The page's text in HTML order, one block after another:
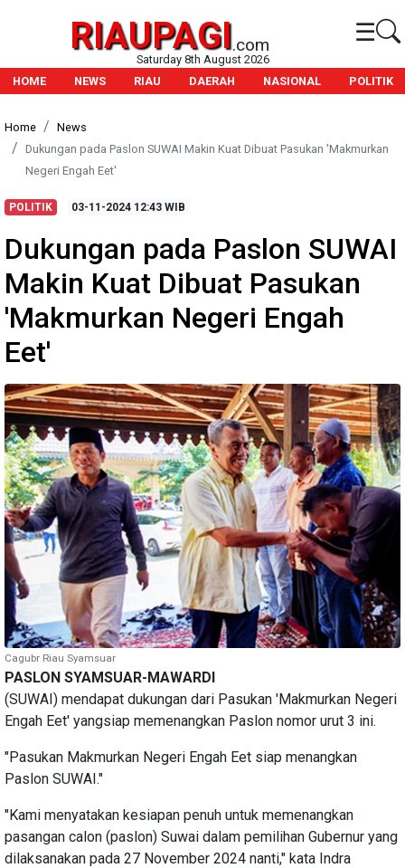
RIAUPAGI.com ☰
Saturday 8th August 2026
HOME
NEWS RIAU DAERAH NASIONAL POLITIK
Home
News
Dukungan pada Paslon SUWAI Makin Kuat Dibuat Pasukan 'Makmurkan
Negeri Engah Eet'
POLITIK 03-11-2024 12:43 WIB
Dukungan pada Paslon SUWAI
Makin Kuat Dibuat Pasukan
'Makmurkan Negeri Engah
Eet'
Cagubr Riau Syamsuar
PASLON SYAMSUAR-MAWARDI
(SUWAI) mendapat dukungan dari Pasukan 'Makmurkan Negeri
Engah Eet' yangsiap memenangkan Paslon nomor urut 3 ini.
"Pasukan Makmurkan Negeri Engah Eet siap menangkan
Paslon SUWAI."
"Kami menyatakan kesiapan penuh untuk memenangkan
pasangan calon (paslon) Suwai dalam pemilihan Gubernur yang
dilaksanakan pada 27 November 2024 nanti," kata Indra